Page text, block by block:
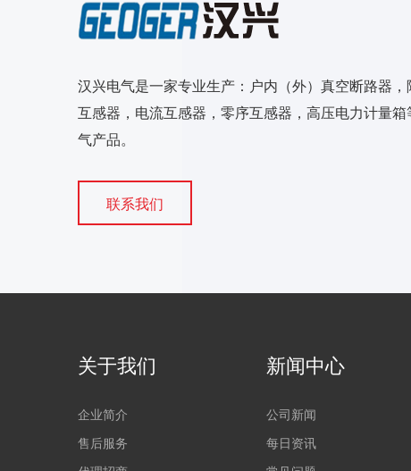
汉兴电气是一家专业生产：户内（外）真空断路器，
互感器，电流互感器，零序互感器，高压电力计量箱
气产品。
联系我们
关于我们
企业简介
售后服务
新闻中心
公司新闻
每日资讯